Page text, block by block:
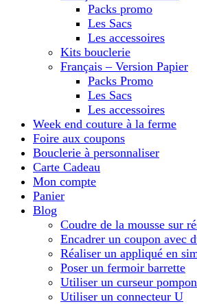
Packs promo
Les Sacs
Les accessoires
Kits bouclerie
Français – Version Papier
Packs Promo
Les Sacs
Les accessoires
Week end couture à la ferme
Foire aux coupons
Bouclerie à personnaliser
Carte Cadeau
Mon compte
Panier
Blog
Coudre de la mousse sur
Encadrer un coupon avec
Réaliser un appliqué en
Poser un fermoir barrette
Utiliser un curseur pompon
Utiliser un connecteur U